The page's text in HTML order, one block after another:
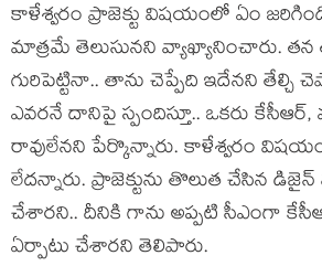
కాళేశ్వ‌రం ప్రాజెక్టు విష‌యంలో ఏం
మాత్ర‌మే తెలుసున‌ని వ్యాఖ్యానించారు.
గురిపెట్టినా.. తాను చెప్పేది ఇదేన‌ని తేల్చి
ఎవ‌ర‌నే దానిపై స్పందిస్తూ.. ఒక‌రు
రావులేన‌ని పేర్కొన్నారు. కాళేశ్వరం
లేద‌న్నారు. ప్రాజెక్టును తొలుత చేసిన
చేశార‌ని.. దీనికి గాను అప్ప‌టి సీఎంగా
ఏర్పాటు చేశార‌ని తెలిపారు.